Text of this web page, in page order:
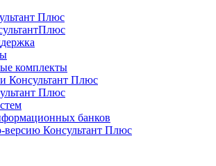
Плюс
комплекты
Консультант Плюс
Плюс
банков
версию Консультант Плюс